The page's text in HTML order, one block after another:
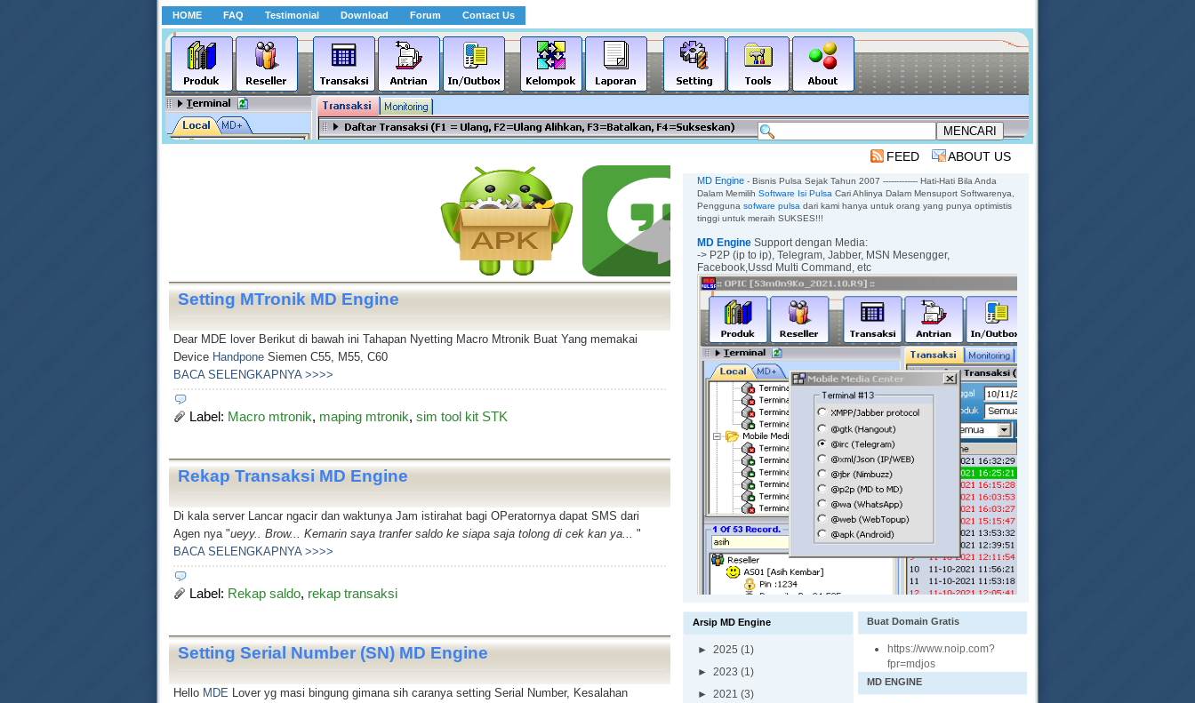
HOME FAQ Testimonial Download Forum Contact Us
FEED ABOUT US
Setting MTronik MD Engine
Dear MDE lover Berikut di bawah ini Tahapan Nyetting Macro Mtronik Buat Yang memakai
Device Handpone Siemen C55, M55, C60
BACA SELENGKAPNYA >>>>
Label: Macro mtronik, maping mtronik, sim tool kit STK
Rekap Transaksi MD Engine
Di kala server Lancar ngacir dan waktunya Jam istirahat bagi OPeratornya dapat SMS dari
Agen nya "ueyy.. Brow... Kemarin saya tranfer saldo ke siapa saja tolong di cek kan ya... "
BACA SELENGKAPNYA >>>>
Label: Rekap saldo, rekap transaksi
Setting Serial Number (SN) MD Engine
Hello MDE Lover yg masi bingung gimana sih caranya setting Serial Number, Kesalahan
MD Engine - Bisnis Pulsa Sejak Tahun 2007 ------------- Hati-Hati Bila Anda
Dalam Memilih Software Isi Pulsa Cari Ahlinya Dalam Mensuport Softwarenya,
Pengguna sofware pulsa dari kami hanya untuk orang yang punya optimistis
tinggi untuk meraih SUKSES!!!
MD Engine Support dengan Media:
-> P2P (ip to ip), Telegram, Jabber, MSN Mesengger,
Facebook,Ussd Multi Command, etc
Arsip MD Engine
► 2025 (1)
► 2023 (1)
► 2021 (3)
Buat Domain Gratis
https://www.noip.com?
fpr=mdjos
MD ENGINE